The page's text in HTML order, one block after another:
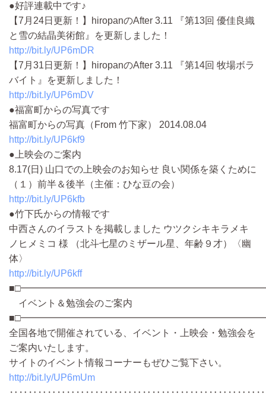
●好評連載中です♪
【7月24日更新！】hiropanのAfter 3.11 『第13回 優佳良織
と雪の結晶美術館』を更新しました！
http://bit.ly/UP6mDR
【7月31日更新！】hiropanのAfter 3.11 『第14回 牧場ボラ
バイト』を更新しました！
http://bit.ly/UP6mDV
●福富町からの写真です
福富町からの写真（From 竹下家） 2014.08.04
http://bit.ly/UP6kf9
●上映会のご案内
8.17(日) 山口での上映会のお知らせ 良い関係を築くために
（１）前半＆後半（主催：ひな豆の会）
http://bit.ly/UP6kfb
●竹下氏からの情報です
中西さんのイラストを掲載しました ウツクシキキラメキ
ノヒメミコ 様 （北斗七星のミザール星、年齢９才）〈幽
体〉
http://bit.ly/UP6kff
イベント＆勉強会のご案内
全国各地で開催されている、イベント・上映会・勉強会を
ご案内いたします。
サイトのイベント情報コーナーもぜひご覧下さい。
http://bit.ly/UP6mUm